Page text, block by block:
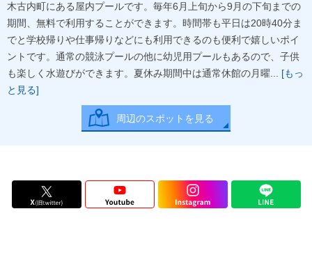
木古内町にある屋内プールです。毎年6月上旬から9月の下旬までの
期間、無料で利用することができます。時間帯も平日は20時40分ま
でと学校帰りや仕事帰りなどにも利用できるのも便利で嬉しいポイ
ントです。通常の競泳プールの他に幼児用プールもあるので、子供
も楽しく水遊びができます。夏休み期間中は通常休館の月曜... [もっ
と見る]
周辺のスポットを見る